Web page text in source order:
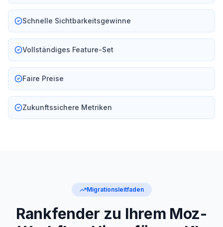
Schnelle Sichtbarkeitsgewinne
Vollständiges Feature-Set
Faire Preise
Zukunftssichere Metriken
Migrationsleitfaden
Rankfender zu Ihrem Moz-